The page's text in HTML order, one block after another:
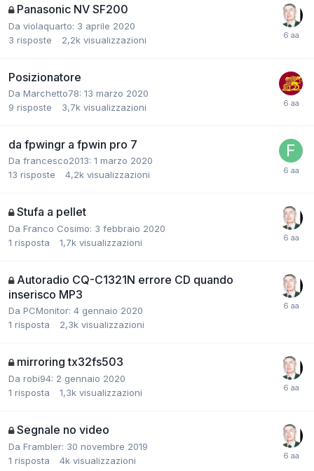
Panasonic NV SF200
Da violaquarto: 3 aprile 2020
3 risposte 2,2k visualizzazioni
Posizionatore
Da Marchetto78: 13 marzo 2020
9 risposte 3,7k visualizzazioni
da fpwingr a fpwin pro 7
Da francesco2013: 1 marzo 2020
13 risposte 4,2k visualizzazioni
Stufa a pellet
Da Franco Cosimo: 3 febbraio 2020
1 risposta 1,7k visualizzazioni
Autoradio CQ-C1321N errore CD quando
inserisco MP3
Da PCMonitor: 4 gennaio 2020
1 risposta 2,3k visualizzazioni
mirroring tx32fs503
Da robi94: 2 gennaio 2020
1 risposta 1,3k visualizzazioni
Segnale no video
Da Frambler: 30 novembre 2019
1 risposta 4k visualizzazioni